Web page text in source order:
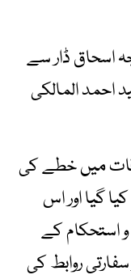
اسحاق ڈار سے
احمد المالکی
میں خطے کی
گیا اور اس
استحکام کے
روابط کی